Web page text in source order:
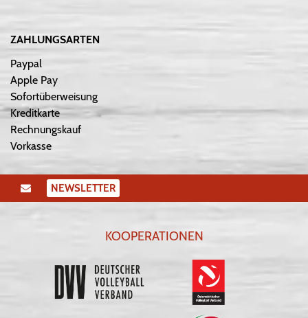
ZAHLUNGSARTEN
Paypal
Apple Pay
Sofortüberweisung
Kreditkarte
Rechnungskauf
Vorkasse
NEWSLETTER
KOOPERATIONEN